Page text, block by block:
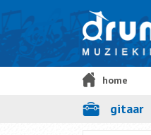
home
cadeaubon
gitaar